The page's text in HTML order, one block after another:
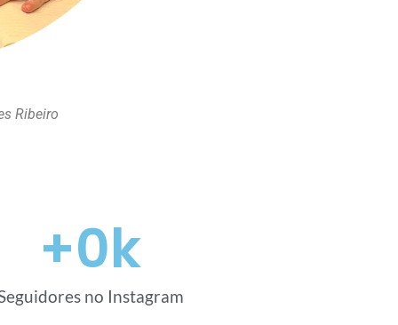
Ribeiro
no Instagram
+0k